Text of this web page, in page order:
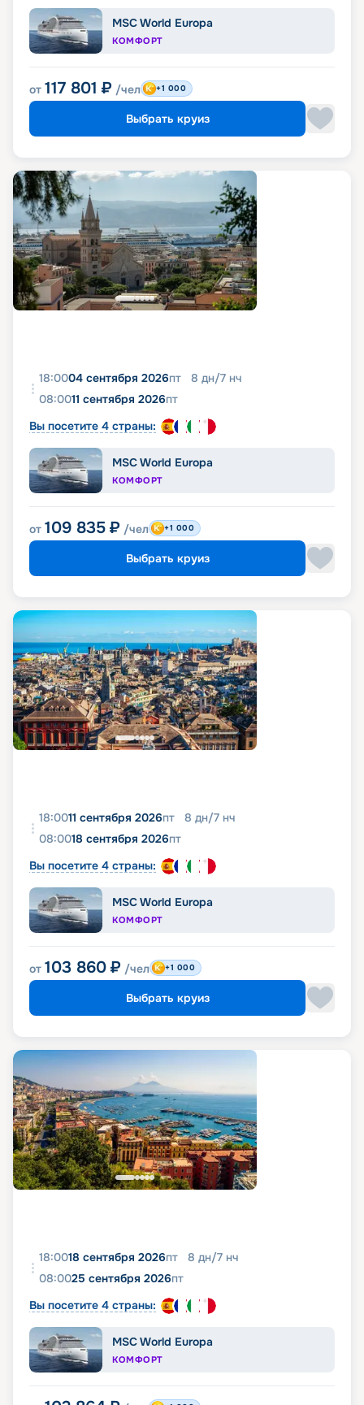
MSC World Europa
КОМФОРТ
от 117 801 ₽ /чел +1 000
Выбрать круиз
18:0004 сентября 2026пт 8 дн/7 нч
08:0011 сентября 2026пт
Вы посетите 4 страны:
MSC World Europa
КОМФОРТ
от 109 835 ₽ /чел +1 000
Выбрать круиз
18:0011 сентября 2026пт 8 дн/7 нч
08:0018 сентября 2026пт
Вы посетите 4 страны:
MSC World Europa
КОМФОРТ
от 103 860 ₽ /чел +1 000
Выбрать круиз
18:0018 сентября 2026пт 8 дн/7 нч
08:0025 сентября 2026пт
Вы посетите 4 страны:
MSC World Europa
КОМФОРТ